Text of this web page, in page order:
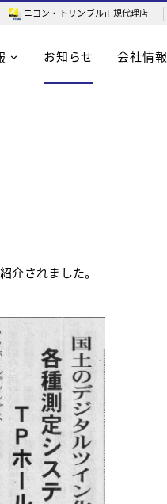
ニコン・トリンブル正規代理店
お知らせ 会社情報
介されました。